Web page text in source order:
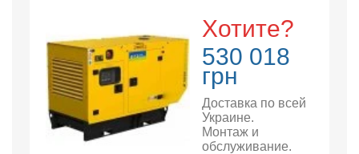
Хотите?
530 018
грн
Доставка по всей
Украине.
Монтаж и
обслуживание.